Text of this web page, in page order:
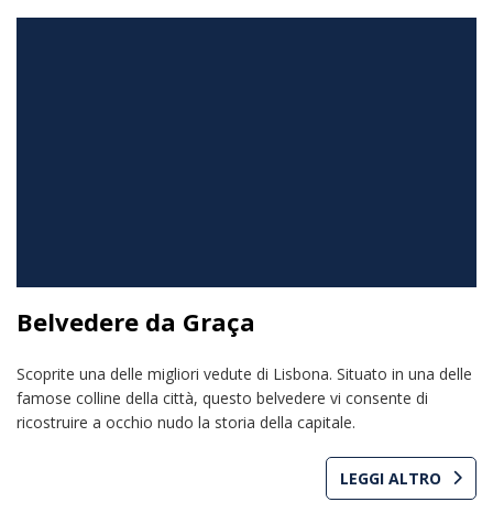
Belvedere da Graça
Scoprite una delle migliori vedute di Lisbona. Situato in una delle
famose colline della città, questo belvedere vi consente di
ricostruire a occhio nudo la storia della capitale.
LEGGI ALTRO